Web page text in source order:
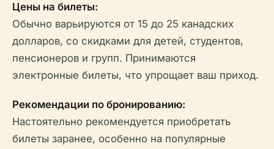
Цены на билеты:
Обычно варьируются от 15 до 25 канадских
долларов, со скидками для детей, студентов,
пенсионеров и групп. Принимаются
электронные билеты, что упрощает ваш приход.
Рекомендации по бронированию:
Настоятельно рекомендуется приобретать
билеты заранее, особенно на популярные